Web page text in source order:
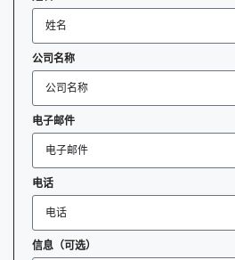
公司名称
电子邮件
电话
信息（可选）